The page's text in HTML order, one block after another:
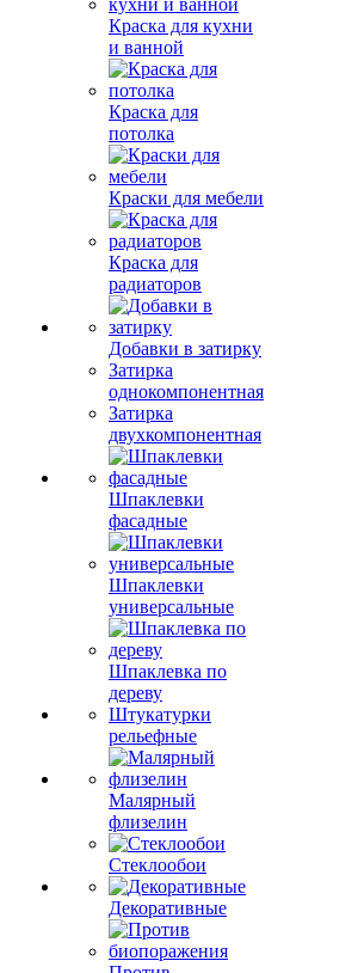
Краска для кухни
и ванной
Краска для
потолка
Краски для мебели
Краска для
радиаторов
Добавки в затирку
Затирка
однокомпонентная
Затирка
двухкомпонентная
Шпаклевки
фасадные
Шпаклевки
универсальные
Шпаклевка по
дереву
Штукатурки
рельефные
Малярный
флизелин
Стеклообои
Декоративные